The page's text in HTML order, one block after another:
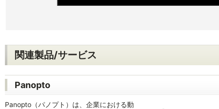
関連製品/サービス
Panopto
Panopto（パノプト）は、企業における動